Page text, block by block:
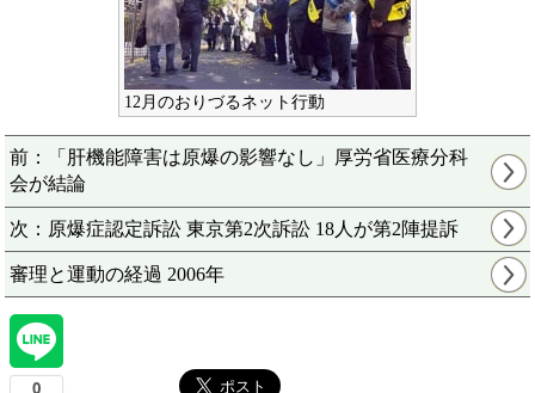
12月のおりづるネット行動
前：「肝機能障害は原爆の影響なし」厚労省医療分科
会が結論
次：原爆症認定訴訟 東京第2次訴訟 18人が第2陣提訴
審理と運動の経過 2006年